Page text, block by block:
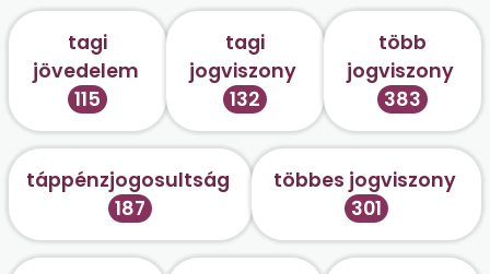
tagi
jövedelem
115
tagi
jogviszony
132
több
jogviszony
383
táppénzjogosultság
187
többes jogviszony
301